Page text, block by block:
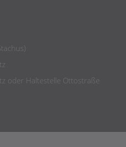
oder Haltestelle Ottostraße